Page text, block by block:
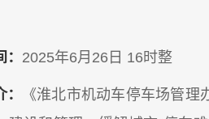
2025年6月26日 16时整
《淮北市机动车停车场管